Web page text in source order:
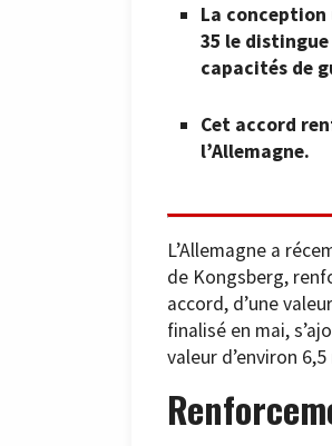
La conception
35 le
capacités de
Cet accord
l’Allemagne.
L’Allemagne a
de Kongsberg,
accord, d’une
finalisé en mai,
valeur d’environ